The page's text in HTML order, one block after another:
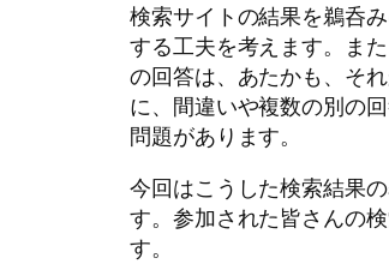
検索サイトの結果を鵜呑
する工夫を考えます。ま
の回答は、あたかも、そ
に、間違いや複数の別の
問題があります。
今回はこうした検索結果
す。参加された皆さんの
す。